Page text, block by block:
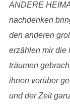
ANDERE
nachdenken
den anderen
erzählen mir die
träumen
ihnen vorüber
und der Zeit